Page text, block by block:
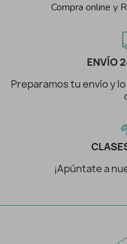
Compra online y
ENVÍO
Preparamos tu envío y
¡Apúntate a